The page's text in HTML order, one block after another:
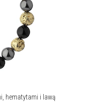
hematytami i lawą